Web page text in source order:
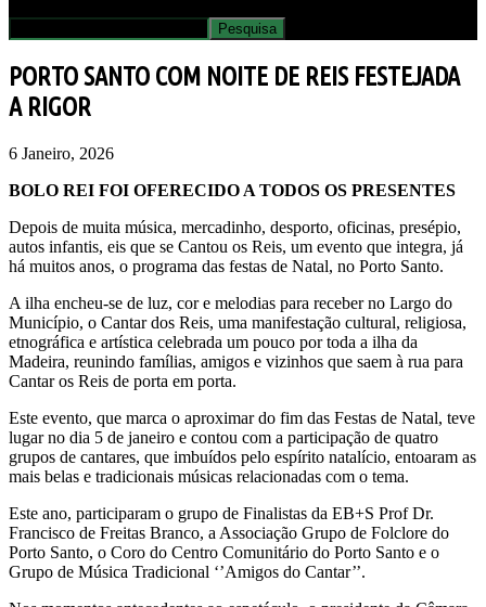
PORTO SANTO COM NOITE DE REIS FESTEJADA
A RIGOR
6 Janeiro, 2026
BOLO REI FOI OFERECIDO A TODOS OS PRESENTES
Depois de muita música, mercadinho, desporto, oficinas, presépio,
autos infantis, eis que se Cantou os Reis, um evento que integra, já
há muitos anos, o programa das festas de Natal, no Porto Santo.
A ilha encheu-se de luz, cor e melodias para receber no Largo do
Município, o Cantar dos Reis, uma manifestação cultural, religiosa,
etnográfica e artística celebrada um pouco por toda a ilha da
Madeira, reunindo famílias, amigos e vizinhos que saem à rua para
Cantar os Reis de porta em porta.
Este evento, que marca o aproximar do fim das Festas de Natal, teve
lugar no dia 5 de janeiro e contou com a participação de quatro
grupos de cantares, que imbuídos pelo espírito natalício, entoaram as
mais belas e tradicionais músicas relacionadas com o tema.
Este ano, participaram o grupo de Finalistas da EB+S Prof Dr.
Francisco de Freitas Branco, a Associação Grupo de Folclore do
Porto Santo, o Coro do Centro Comunitário do Porto Santo e o
Grupo de Música Tradicional ‘’Amigos do Cantar’’.